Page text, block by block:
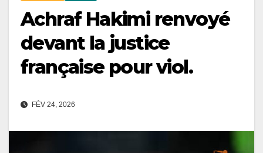
Achraf Hakimi renvoyé
devant la justice
française pour viol.
FÉV 24, 2026